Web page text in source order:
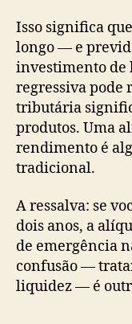
Isso significa
longo — e
investimento de
regressiva pode
tributária
produtos. Uma
rendimento é
tradicional.
A ressalva: se
dois anos, a
de emergência
confusão —
liquidez — é